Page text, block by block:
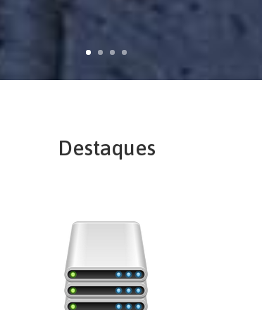
Destaques